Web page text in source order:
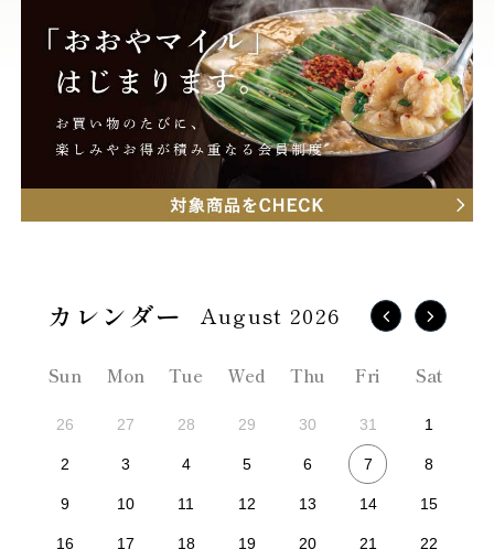
August 2026
Sun Mon Tue Wed Thu Fri Sat
26 27 28 29 30 31 1
2 3 4 5 6 7 8
9 10 11 12 13 14 15
16 17 18 19 20 21 22